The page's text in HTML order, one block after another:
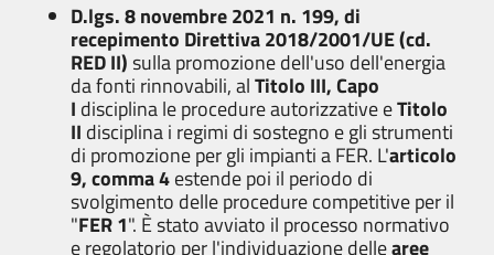
D.lgs. 8 novembre 2021 n. 199, di
recepimento Direttiva 2018/2001/UE(cd.
RED II)sulla promozione dell'uso dell'energia
da fonti rinnovabili, alTitolo III, Capo
I disciplina le procedure autorizzative eTitolo
II disciplina i regimi di sostegno e gli strumenti
di promozione per gli impianti a FER. L'articolo
9, comma 4estende poi il periodo di
svolgimento delle procedure competitive per il
"FER 1". È stato avviato il processo normativo
e regolatorio per l'individuazione dellearee